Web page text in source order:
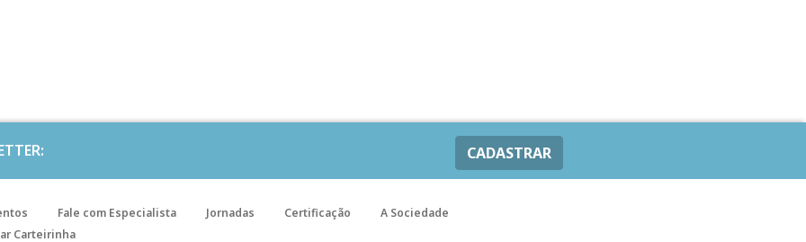
CADASTRAR
Fale com Especialista Jornadas Certificação
A Sociedade
Carteirinha